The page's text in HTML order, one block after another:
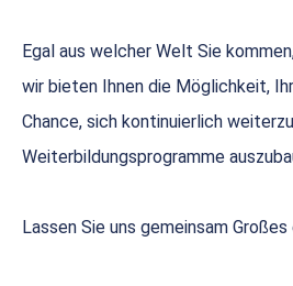
Egal aus welcher Welt Sie
wir bieten Ihnen die Möglichkeit,
Chance, sich kontinuierlich
Weiterbildungsprogramme
Lassen Sie uns gemeinsam